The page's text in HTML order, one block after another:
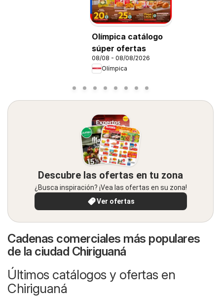
Olímpica catálogo
súper ofertas
08/08 - 08/08/2026
Olímpica
Descubre las ofertas en tu zona
¿Busca inspiración? ¡Vea las ofertas en su zona!
Ver ofertas
Cadenas comerciales más populares
de la ciudad Chiriguaná
Últimos catálogos y ofertas en
Chiriguaná